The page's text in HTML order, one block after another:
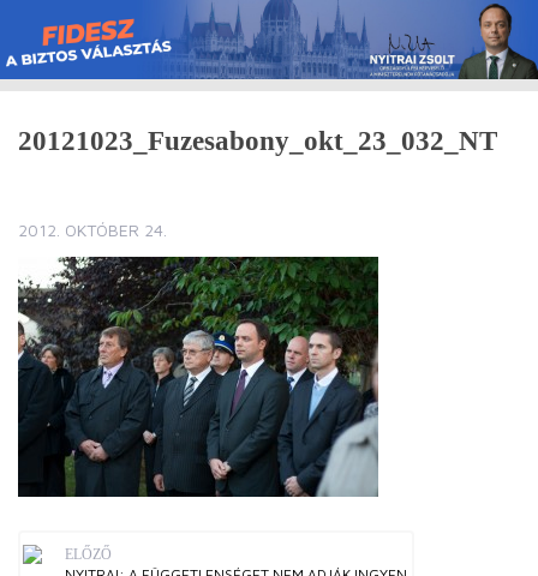
Skip
to
content
20121023_Fuzesabony_okt_23_032_NT
2012. OKTÓBER 24.
ELŐZŐ